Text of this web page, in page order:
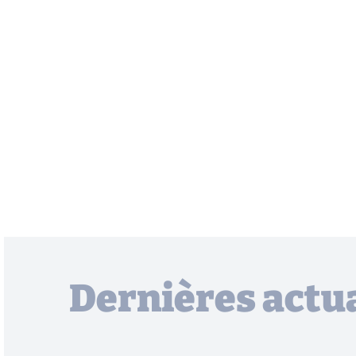
Dernières